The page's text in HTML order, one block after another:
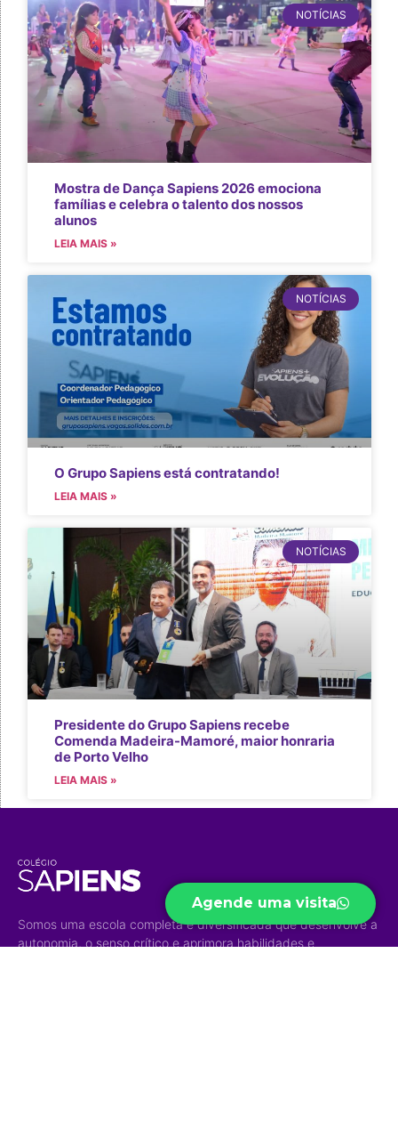
NOTÍCIAS
Mostra de Dança Sapiens 2026 emociona
famílias e celebra o talento dos nossos
alunos
LEIA MAIS »
NOTÍCIAS
O Grupo Sapiens está contratando!
LEIA MAIS »
NOTÍCIAS
Presidente do Grupo Sapiens recebe
Comenda Madeira-Mamoré, maior honraria
de Porto Velho
LEIA MAIS »
Agende uma visita
Somos uma escola completa e diversificada que desenvolve a
autonomia, o senso crítico e aprimora habilidades e